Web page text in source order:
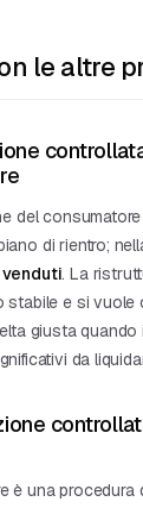
le altre
del consumatore
di rientro;
. La
stabile e si vuole
giusta quando
da
è una procedura